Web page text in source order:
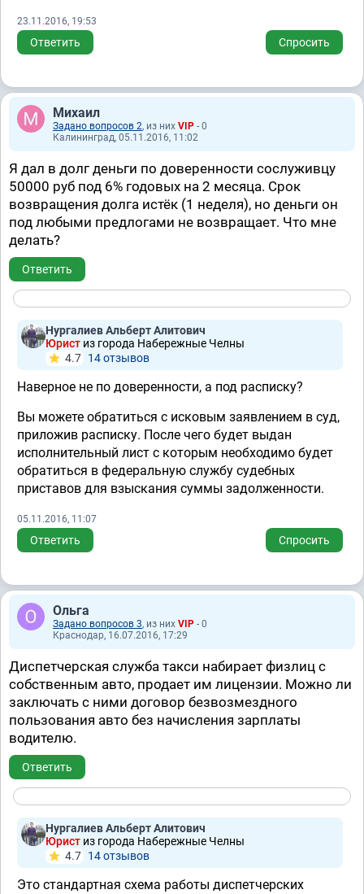
23.11.2016, 19:53
Ответить Спросить
Михаил
Задано вопросов 2, из них VIP - 0
Калининград, 05.11.2016, 11:02
Я дал в долг деньги по доверенности сослуживцу
50000 руб под 6% годовых на 2 месяца. Срок
возвращения долга истёк (1 неделя), но деньги он
под любыми предлогами не возвращает. Что мне
делать?
Ответить
Нургалиев Альберт Алитович
Юрист из города Набережные Челны
4.7 14 отзывов
Наверное не по доверенности, а под расписку?
Вы можете обратиться с исковым заявлением в суд,
приложив расписку. После чего будет выдан
исполнительный лист с которым необходимо будет
обратиться в федеральную службу судебных
приставов для взыскания суммы задолженности.
05.11.2016, 11:07
Ответить Спросить
Ольга
Задано вопросов 3, из них VIP - 0
Краснодар, 16.07.2016, 17:29
Диспетчерская служба такси набирает физлиц с
собственным авто, продает им лицензии. Можно ли
заключать с ними договор безвозмездного
пользования авто без начисления зарплаты
водителю.
Ответить
Нургалиев Альберт Алитович
Юрист из города Набережные Челны
4.7 14 отзывов
Это стандартная схема работы диспетчерских